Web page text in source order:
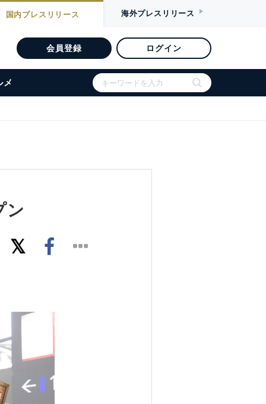
国内プレスリリース 海外プレスリリース
会員登録 ログイン
メ
ン